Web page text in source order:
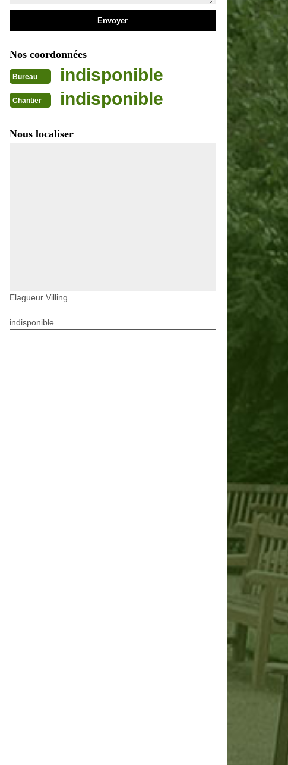
Nos coordonnées
Bureau indisponible
Chantier indisponible
Nous localiser
Elagueur Villing
indisponible